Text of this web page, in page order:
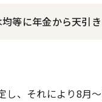
等に年金から天引
し、それにより8月